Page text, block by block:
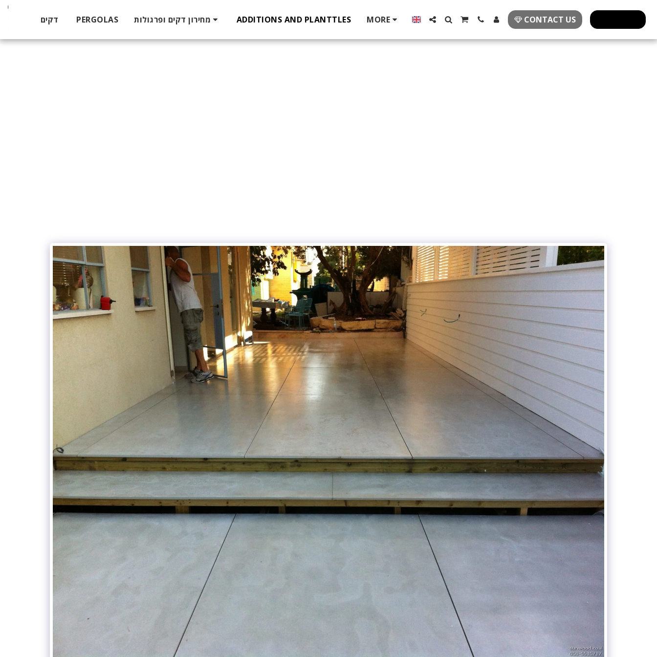
PERGOLAS מחירון דקים ופרגולות ADDITIONS AND PLANTTLES MORE CONTACT US